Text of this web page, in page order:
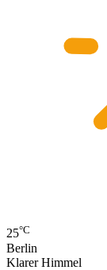
25°C
Berlin
Klarer Himmel